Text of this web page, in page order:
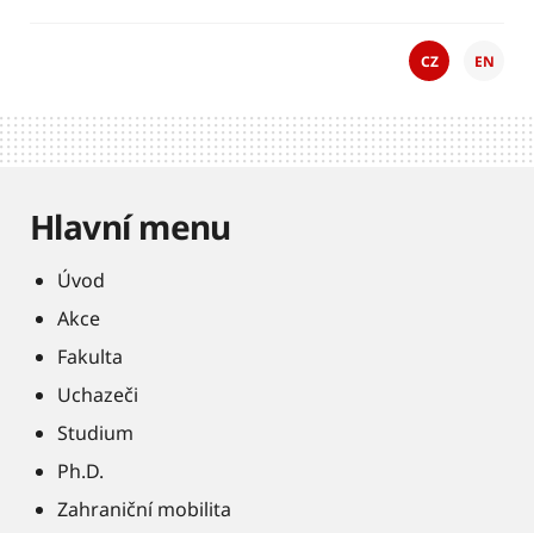
CZ EN
Hlavní menu
Úvod
Akce
Fakulta
Uchazeči
Studium
Ph.D.
Zahraniční mobilita